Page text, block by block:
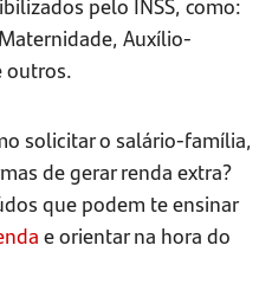
Auxílio-
outros.
solicitar o salário-família,
de gerar renda extra?
que podem te ensinar
e orientar na hora do